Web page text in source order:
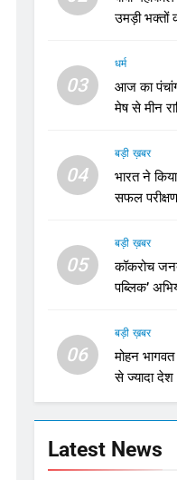
उमड़ी भक्तों
03
धर्म
आज का
मेष से मीन
04
बड़ी ख़बर
भारत ने
सफल
05
बड़ी ख़बर
कॉकरोच
पब्लिक’
06
बड़ी ख़बर
मोहन भागवत
Latest News